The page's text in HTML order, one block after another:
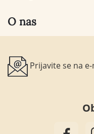
O nas
Prijavite se na